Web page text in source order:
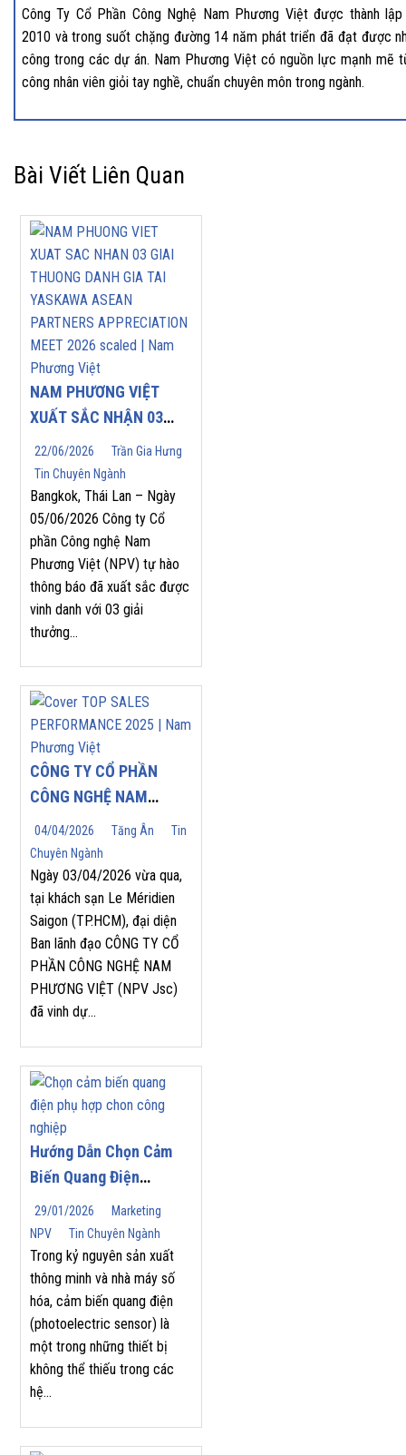
Công Ty Cổ Phần Công Nghệ Nam Phương Việt được thành
2010 và trong suốt chặng đường 14 năm phát triển đã đạt được
công trong các dự án. Nam Phương Việt có nguồn lực mạnh mẽ
công nhân viên giỏi tay nghề, chuẩn chuyên môn trong ngành.
Bài Viết Liên Quan
NAM PHƯƠNG VIỆT
XUẤT SẮC NHẬN 03
GIẢI THƯỞNG DANH
GIÁ TẠI YASKAWA
ASEAN PARTNERS’
APPRECIATION MEET
2026
22/06/2026
Trần Gia Hưng
Tin Chuyên Ngành
Bangkok, Thái Lan – Ngày
05/06/2026 Công ty Cổ
phần Công nghệ Nam
Phương Việt (NPV) tự hào
thông báo đã xuất sắc được
vinh danh với 03 giải
thưởng...
CÔNG TY CỔ PHẦN
CÔNG NGHỆ NAM
PHƯƠNG VIỆT (NPV
JSC) TỰ HÀO ĐÓN
NHẬN GIẢI THƯỞNG
“TOP SALES
PERFORMANCE 2025”
TẠI HỘI NGHỊ NHÀ
PHÂN PHỐI YASKAWA
2026
04/04/2026 Tăng Ân
Tin
Chuyên Ngành
Ngày 03/04/2026 vừa qua,
tại khách sạn Le Méridien
Saigon (TP.HCM), đại diện
Ban lãnh đạo CÔNG TY CỔ
PHẦN CÔNG NGHỆ NAM
PHƯƠNG VIỆT (NPV Jsc)
đã vinh dự...
Hướng Dẫn Chọn Cảm
Biến Quang Điện
(Photoelectric Sensor)
Phù Hợp Cho Tự Động
Hóa Công Nghiệp
29/01/2026
Marketing
NPV
Tin Chuyên Ngành
Trong kỷ nguyên sản xuất
thông minh và nhà máy số
hóa, cảm biến quang điện
(photoelectric sensor) là
một trong những thiết bị
không thể thiếu trong các
hệ...